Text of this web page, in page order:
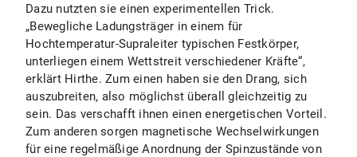
Dazu nutzten sie einen experimentellen Trick.
„Bewegliche Ladungsträger in einem für
Hochtemperatur-Supraleiter typischen Festkörper,
unterliegen einem Wettstreit verschiedener Kräfte“,
erklärt Hirthe. Zum einen haben sie den Drang, sich
auszubreiten, also möglichst überall gleichzeitig zu
sein. Das verschafft ihnen einen energetischen Vorteil.
Zum anderen sorgen magnetische Wechselwirkungen
für eine regelmäßige Anordnung der Spinzustände von